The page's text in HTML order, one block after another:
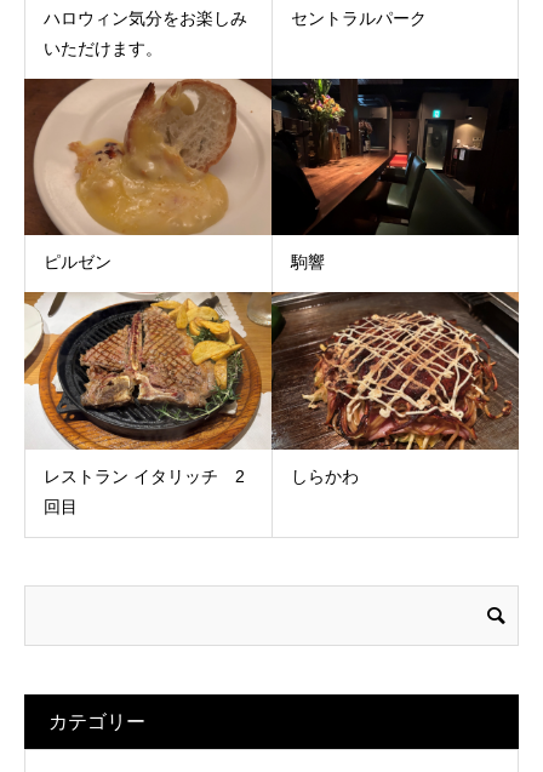
ハロウィン気分をお楽しみ
いただけます。
セントラルパーク
ピルゼン 駒響
レストラン イタリッチ 2
回目
しらかわ
カテゴリー